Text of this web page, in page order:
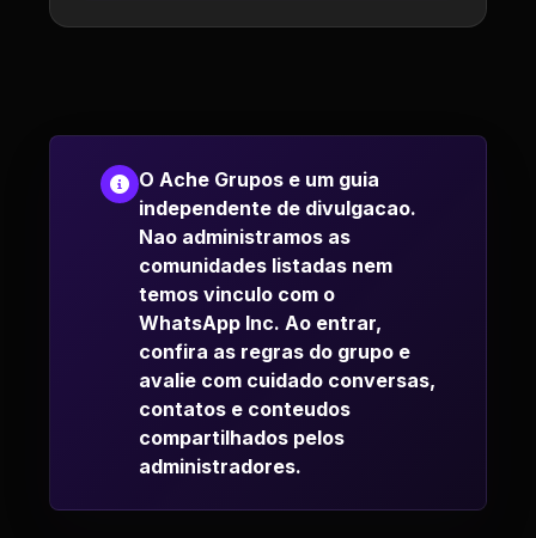
O Ache Grupos e um guia
independente de divulgacao.
Nao administramos as
comunidades listadas nem
temos vinculo com o
WhatsApp Inc. Ao entrar,
confira as regras do grupo e
avalie com cuidado conversas,
contatos e conteudos
compartilhados pelos
administradores.